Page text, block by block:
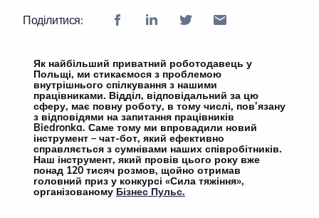
Поділитися:
Як найбільший приватний роботодавець у
Польщі, ми стикаємося з проблемою
внутрішнього спілкування з нашими
працівниками. Відділ, відповідальний за цю
сферу, має повну роботу, в тому числі, пов’язану
з відповідями на запитання працівників
Biedronka. Саме тому ми впровадили новий
інструмент – чат-бот, який ефективно
справляється з сумнівами наших співробітників.
Наш інструмент, який провів цього року вже
понад 120 тисяч розмов, щойно отримав
головний приз у конкурсі «Сила тяжіння»,
організованому Бізнес Пульс.